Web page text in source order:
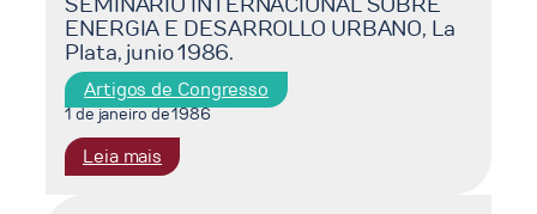
institutionnelles.
In:
SÉMINAIRE
DE
PLANIFICATION
ENERGETIQUE,
Luxemborg,
et
alii.
INTERNATIONAL
SEMINAR
ON
FOOD,
ENERGY
ENERGIA E DESARROLLO URBANO, La
Plata, junio 1986.
Artigos de Congresso
1 de janeiro de 1986
Leia mais
ROSA,